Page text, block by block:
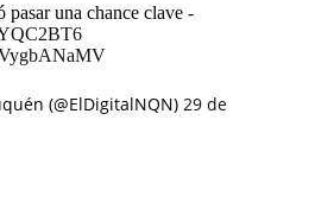
pasar una chance clave -
(@ElDigitalNQN) 29 de